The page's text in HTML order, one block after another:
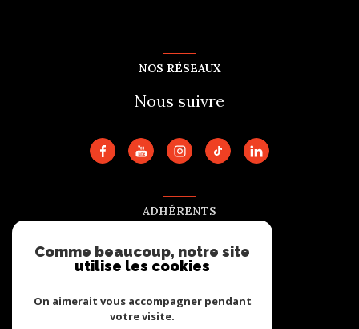
NOS RÉSEAUX
Nous suivre
ADHÉRENTS
Nous adhérons
Comme beaucoup, notre site
utilise les cookies
On aimerait vous accompagner pendant
votre visite.